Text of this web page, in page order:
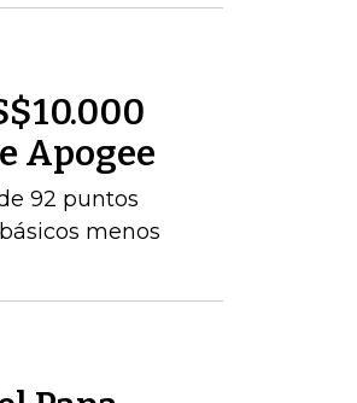
Apogee
92 puntos
menos